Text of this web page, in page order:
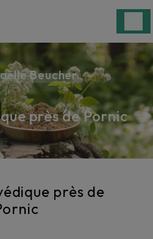
Beucher
près de Pornic
près de